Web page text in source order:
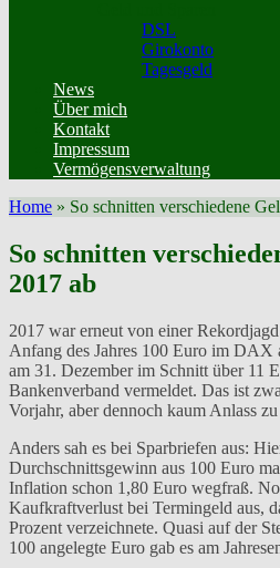
DSL
Girokonto
Tagesgeld
News
Über mich
Kontakt
Impressum
Vermögensverwaltung
Home » So schnitten verschiedene
So schnitten
2017 ab
2017 war erneut von einer
Anfang des Jahres 100 Euro im DAX
am 31. Dezember im Schnitt über 11
Bankenverband vermeldet. Das ist
Vorjahr, aber dennoch kaum Anlass
Anders sah es bei Sparbriefen aus:
Durchschnittsgewinn aus 100 Euro
Inflation schon 1,80 Euro wegfraß.
Kaufkraftverlust bei Termingeld aus,
Prozent verzeichnete. Quasi auf der
100 angelegte Euro gab es am